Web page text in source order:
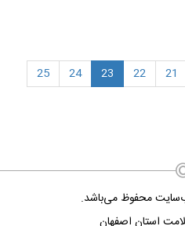
اسلامی که خدا به آن رضایت
21
22
23
24
25
محفوظ می‌باشد.
استان اصفهان